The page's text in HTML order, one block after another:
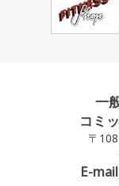
一
コミ
〒
E-mail